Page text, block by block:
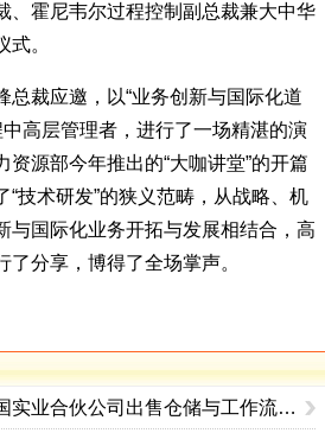
、霍尼韦尔过程控制副总裁兼大中华
。
总裁应邀，以“业务创新与国际化道
高层管理者，进行了一场精湛的演
源部今年推出的“大咖讲堂”的开篇
“技术研发”的狭义范畴，从战略、机
与国际化业务开拓与发展相结合，高
了分享，博得了全场掌声。
霍尼韦尔科技完成向美国实业合伙公司出售仓储与工作流解决方案业务